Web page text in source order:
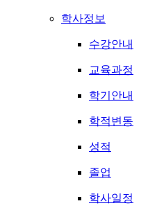
학사정보
수강안내
교육과정
학기안내
학적변동
성적
졸업
학사일정